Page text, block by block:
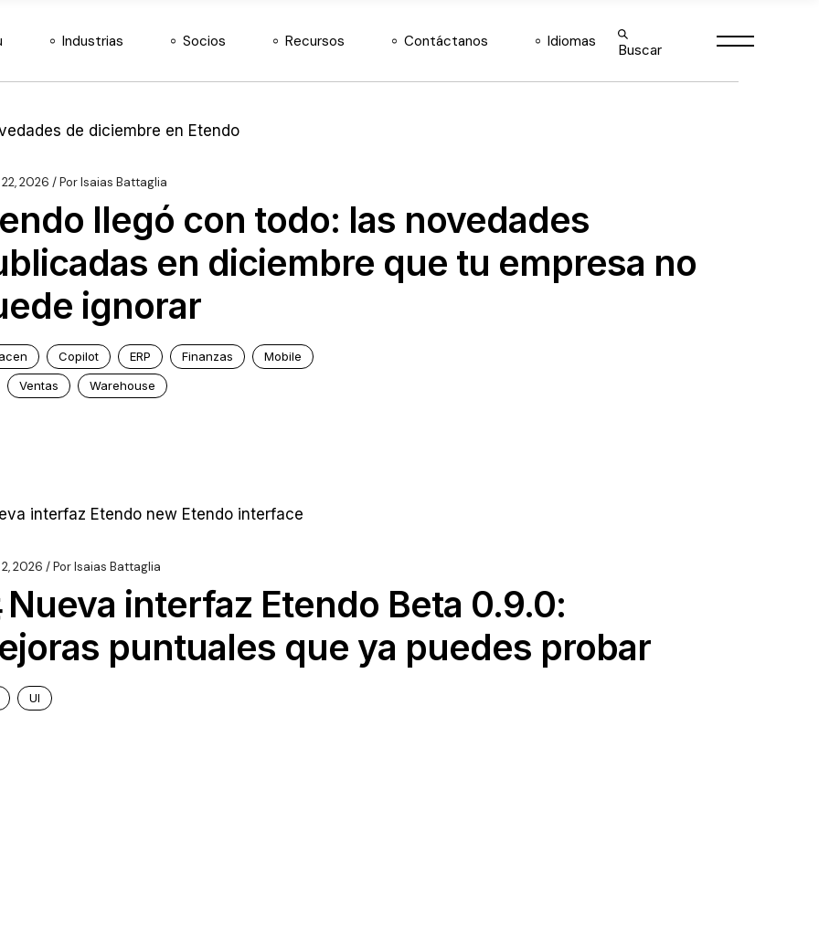
Industrias
Retail de Moda
Telecomunicaciones
Socios Recursos Contáctanos Idiomas Buscar
Agroinsumos
Telecomunicaciones
Nuestros socios
Docs
English
2026 Por Isaias Battaglia
llegó con todo: las novedades
en diciembre que tu empresa no
ignorar
Copilot ERP Finanzas
Mobile
Ventas
Warehouse
2026 Por Isaias Battaglia
Nueva interfaz Etendo Beta 0.9.0:
puntuales que ya puedes probar
UI